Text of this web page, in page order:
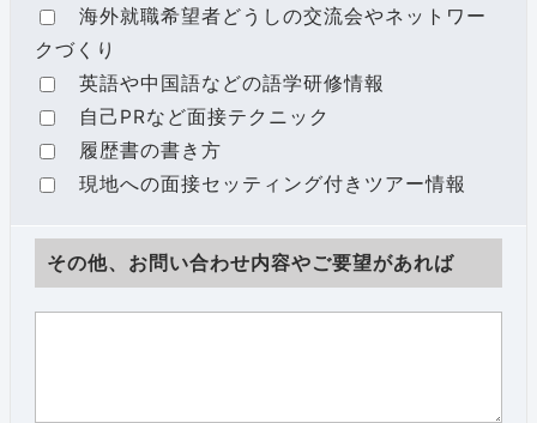
海外就職希望者どうしの交流会やネットワー
クづくり
英語や中国語などの語学研修情報
自己PRなど面接テクニック
履歴書の書き方
現地への面接セッティング付きツアー情報
その他、お問い合わせ内容やご要望があれば